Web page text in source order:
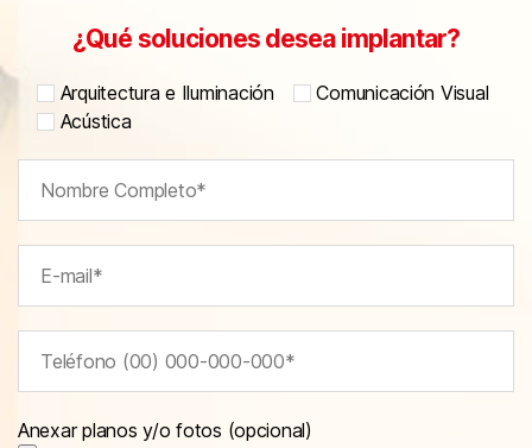
¿Qué soluciones desea implantar?
Arquitectura e Iluminación
Comunicación Visual
Acústica
Anexar planos y/o fotos (opcional)